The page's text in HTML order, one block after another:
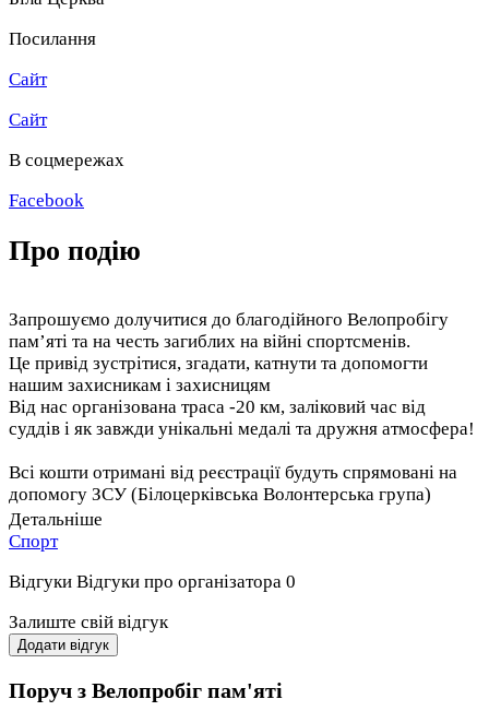
Посилання
Сайт
Сайт
В соцмережах
Facebook
Про подію
Запрошуємо долучитися до благодійного Велопробігу
памʼяті та на честь загиблих на війні спортсменів.
Це привід зустрітися, згадати, катнути та допомогти
нашим захисникам і захисницям
Від нас організована траса -20 км, заліковий час від
суддів і як завжди унікальні медалі та дружня атмосфера!
Всі кошти отримані від реєстрації будуть спрямовані на
допомогу ЗСУ (Білоцерківська Волонтерська група)
Мінімальний донат за участь - 400 грн. Більша сума
вітається!
Детальніше
Спорт
Відгуки Відгуки про організатора 0
Залиште свій відгук
Додати відгук
Поруч з Велопробіг пам'яті